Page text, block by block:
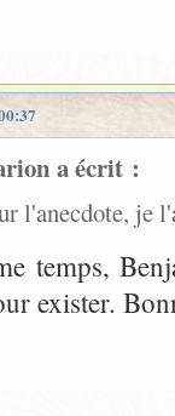
a écrit :
l'anecdote, je
temps,
exister.